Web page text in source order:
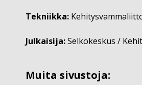
Tekniikka:
Julkaisija:Selkokeskus /
Muita sivustoja: